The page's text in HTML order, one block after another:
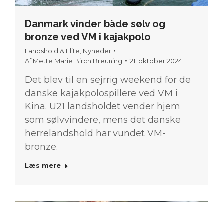
Danmark vinder både sølv og
bronze ved VM i kajakpolo
Landshold & Elite Nyheder
AfMette Marie Birch Breuning 21. oktober 2024
Det blev til en sejrrig weekend for de
danske kajakpolospillere ved VM i
Kina. U21 landsholdet vender hjem
som sølvvindere, mens det danske
herrelandshold har vundet VM-
bronze.
Læs mere